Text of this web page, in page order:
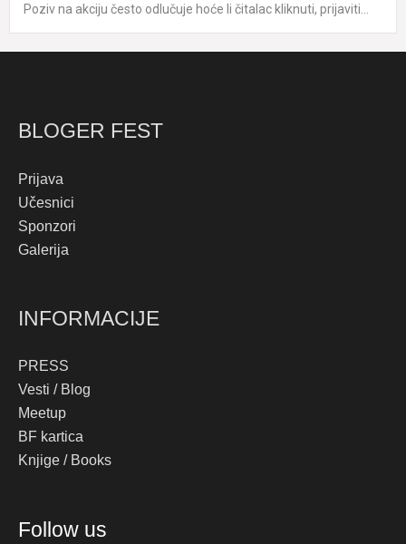
Poziv na akciju često odlučuje hoće li čitalac kliknuti, prijaviti...
BLOGER FEST
Prijava
Učesnici
Sponzori
Galerija
INFORMACIJE
PRESS
Vesti / Blog
Meetup
BF kartica
Knjige / Books
Follow us